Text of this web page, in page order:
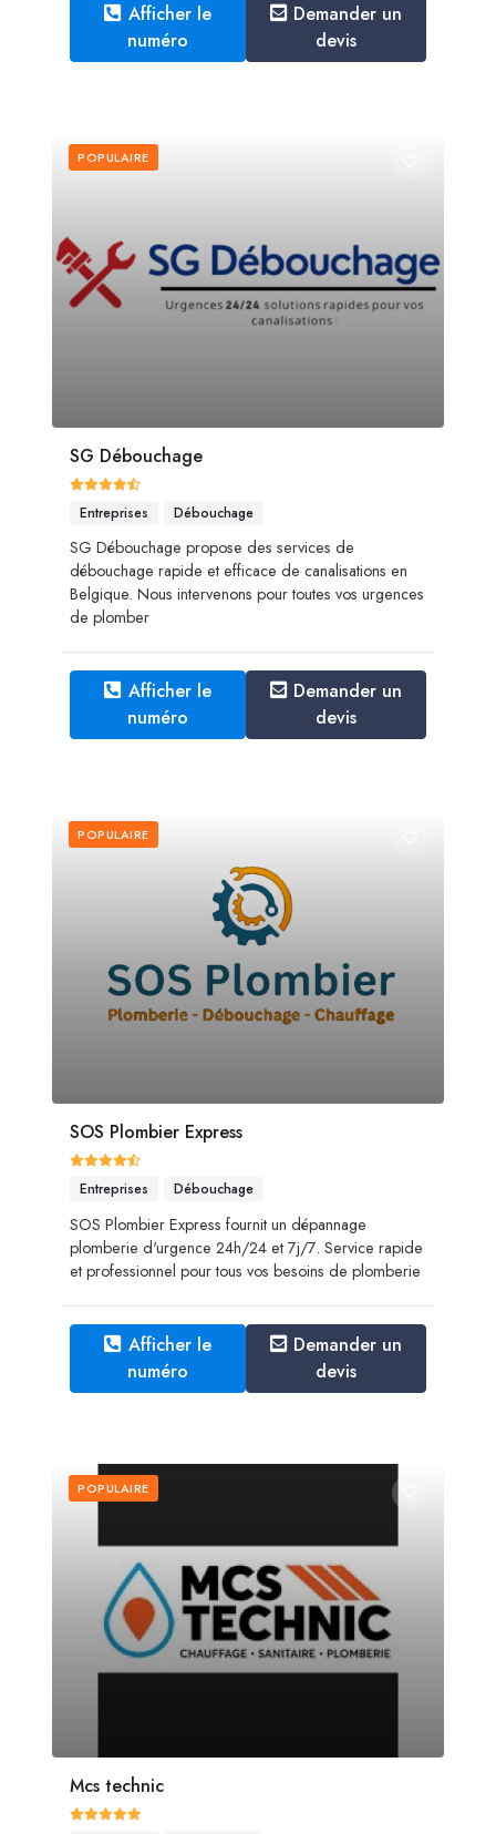
Afficher le
numéro
Demander un
devis
POPULAIRE
SG Débouchage
Entreprises Débouchage
SG Débouchage propose des services de
débouchage rapide et efficace de canalisations en
Belgique. Nous intervenons pour toutes vos urgences
de plomber
Afficher le
numéro
Demander un
devis
POPULAIRE
SOS Plombier Express
Entreprises Débouchage
SOS Plombier Express fournit un dépannage
plomberie d'urgence 24h/24 et 7j/7. Service rapide
et professionnel pour tous vos besoins de plomberie
Afficher le
numéro
Demander un
devis
POPULAIRE
Mcs technic